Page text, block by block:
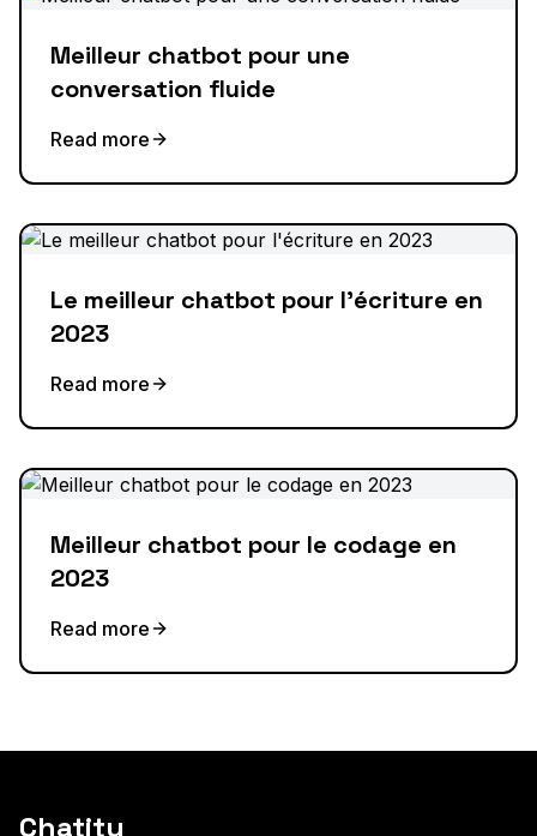
Meilleur chatbot pour une
conversation fluide
Read more
Le meilleur chatbot pour l'écriture en
2023
Read more
Meilleur chatbot pour le codage en
2023
Read more
Chatity